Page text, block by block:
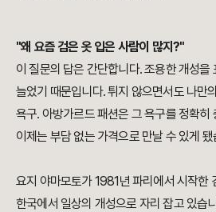
"왜 요즘 검은 옷 입은 사람이 많지?"
이 질문의 답은 간단합니다. 조용한 개성을
늘었기 때문입니다. 튀지 않으면서도 나만
욕구. 아방가르드 패션은 그 욕구를 정확히
이제는 부담 없는 가격으로 만날 수 있게 됐
요지 야마모토가 1981년 파리에서 시작한
한국에서 일상의 개성으로 자리 잡고 있습